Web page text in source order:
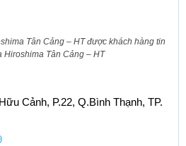
Tân Cảng – HT được khách hàng tin
Hiroshima Tân Cảng – HT
Cảnh, P.22, Q.Bình Thạnh, TP.